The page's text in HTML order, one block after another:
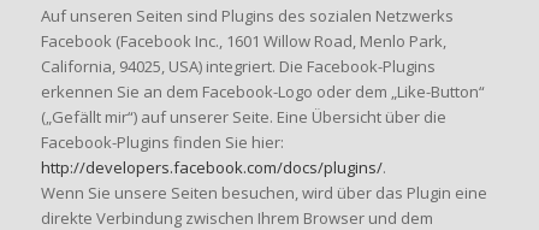
Auf unseren Seiten sind Plugins des sozialen Netzwerks
Facebook (Facebook Inc., 1601 Willow Road, Menlo Park,
California, 94025, USA) integriert. Die Facebook-Plugins
erkennen Sie an dem Facebook-Logo oder dem „Like-Button“
(„Gefällt mir“) auf unserer Seite. Eine Übersicht über die
Facebook-Plugins finden Sie hier:
http://developers.facebook.com/docs/plugins/.
Wenn Sie unsere Seiten besuchen, wird über das Plugin eine
direkte Verbindung zwischen Ihrem Browser und dem